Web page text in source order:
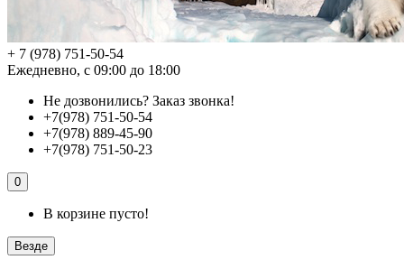
+ 7 (978) 751-50-54
Ежедневно, с 09:00 до 18:00
Не дозвонились? Заказ звонка!
+7(978) 751-50-54
+7(978) 889-45-90
+7(978) 751-50-23
0
В корзине пусто!
Везде